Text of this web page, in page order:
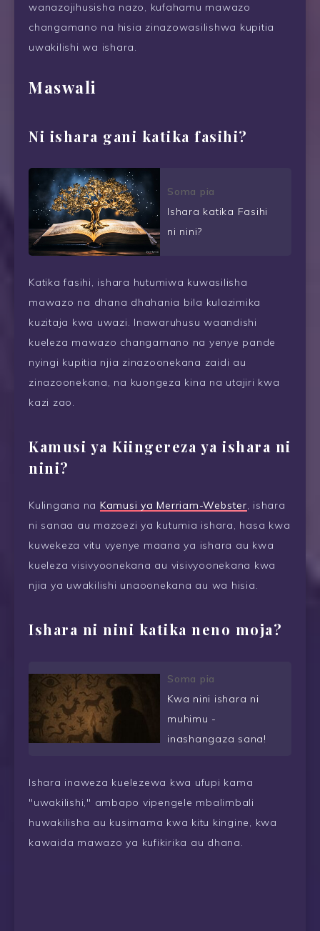
wanazojihusisha nazo, kufahamu mawazo
changamano na hisia zinazowasilishwa kupitia
uwakilishi wa ishara.
Maswali
Ni ishara gani katika fasihi?
Soma pia
Ishara katika Fasihi
ni nini?
Katika fasihi, ishara hutumiwa kuwasilisha
mawazo na dhana dhahania bila kulazimika
kuzitaja kwa uwazi. Inawaruhusu waandishi
kueleza mawazo changamano na yenye pande
nyingi kupitia njia zinazoonekana zaidi au
zinazoonekana, na kuongeza kina na utajiri kwa
kazi zao.
Kamusi ya Kiingereza ya ishara ni
nini?
Kulingana na Kamusi ya Merriam-Webster, ishara
ni sanaa au mazoezi ya kutumia ishara, hasa kwa
kuwekeza vitu vyenye maana ya ishara au kwa
kueleza visivyoonekana au visivyoonekana kwa
njia ya uwakilishi unaoonekana au wa hisia.
Ishara ni nini katika neno moja?
Soma pia
Kwa nini ishara ni
muhimu -
inashangaza sana!
Ishara inaweza kuelezewa kwa ufupi kama
"uwakilishi," ambapo vipengele mbalimbali
huwakilisha au kusimama kwa kitu kingine, kwa
kawaida mawazo ya kufikirika au dhana.